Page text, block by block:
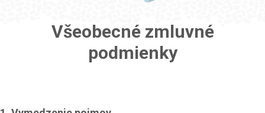
Všeobecné zmluvné
podmienky